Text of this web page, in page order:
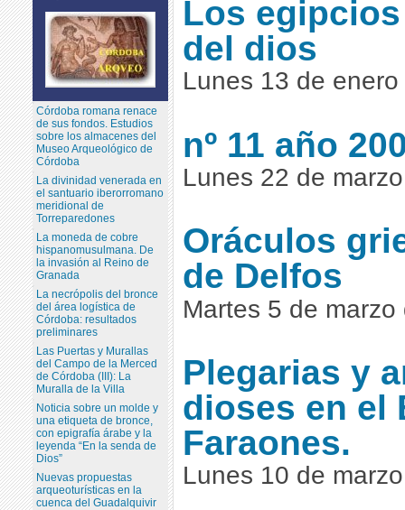
Los
del dios
Lunes 13 de
nº 11 año
Lunes 22 de
Oráculos
de Delfos
Martes 5 de marzo
Plegarias y
dioses en el
Faraones.
Lunes 10 de
Córdoba romana renace
de sus fondos. Estudios
sobre los almacenes del
Museo Arqueológico de
Córdoba
La divinidad venerada en
el santuario iberorromano
meridional de
Torreparedones
La moneda de cobre
hispanomusulmana. De
la invasión al Reino de
Granada
La necrópolis del bronce
del área logística de
Córdoba: resultados
preliminares
Las Puertas y Murallas
del Campo de la Merced
de Córdoba (III): La
Muralla de la Villa
Noticia sobre un molde y
una etiqueta de bronce,
con epigrafía árabe y la
leyenda “En la senda de
Dios”
Nuevas propuestas
arqueoturísticas en la
cuenca del Guadalquivir